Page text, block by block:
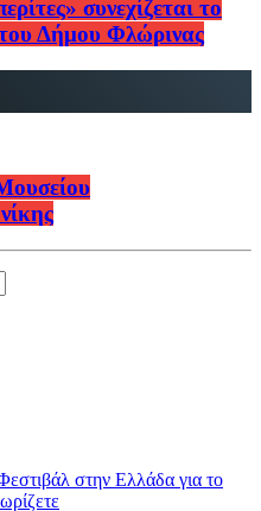
συνεχίζεται το
Δήμου Φλώρινας